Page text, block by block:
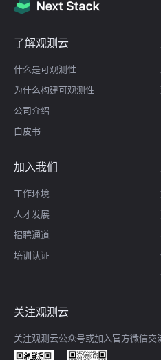
了解观测云
什么是可观测性
为什么构建可观测性
公司介绍
白皮书
加入我们
工作环境
人才发展
招聘通道
培训认证
关注观测云
关注观测云公众号或加入官方微信交